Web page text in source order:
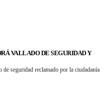
VALLADO DE SEGURIDAD Y
seguridad reclamado por la ciudadanía